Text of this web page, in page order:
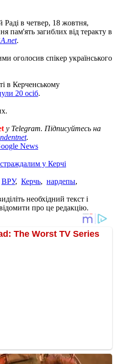
Раді в четвер, 18 жовтня,
пам'ять загиблих від теракту в
.
оголосив спікер українського
в Керченському
20 осіб.
у Telegram. Підписуйтесь на
.
News
у Керчі
ВРУ, Керчь, нардепы,
необхідний текст і
про це редакцію.